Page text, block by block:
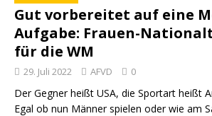
Gut vorbereitet auf eine
Aufgabe: Frauen-
für die WM
29. Juli 2022 AFVD 0
Der Gegner heißt USA, die Sportart heißt
Egal ob nun Männer spielen oder wie am